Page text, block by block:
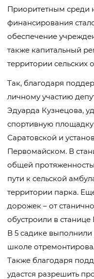
Приоритетным среди
финансирования
обеспечение
также капитальный
территории сельских
Так, благодаря
личному участию
Эдуарда Кузнецова,
спортивную
Саратовской и
Первомайском. В
общей
пути к сельской
территории парка.
дорожек – от
обустроили в
В 5 садике
школе
Также благодаря
удастся разрешить